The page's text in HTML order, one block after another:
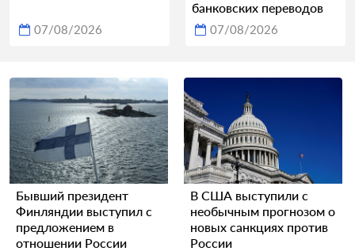
07/08/2026
банковских переводов
07/08/2026
Бывший президент
Финляндии выступил с
предложением в
отношении России
В США выступили с
необычным прогнозом о
новых санкциях против
России